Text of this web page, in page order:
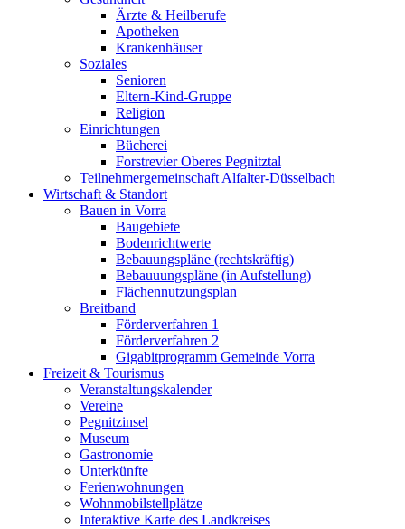
Ärzte & Heilberufe
Apotheken
Krankenhäuser
Soziales
Senioren
Eltern-Kind-Gruppe
Religion
Einrichtungen
Bücherei
Forstrevier Oberes Pegnitztal
Teilnehmergemeinschaft Alfalter-Düsselbach
Wirtschaft & Standort
Bauen in Vorra
Baugebiete
Bodenrichtwerte
Bebauungspläne (rechtskräftig)
Bebauuungspläne (in Aufstellung)
Flächennutzungsplan
Breitband
Förderverfahren 1
Förderverfahren 2
Gigabitprogramm Gemeinde Vorra
Freizeit & Tourismus
Veranstaltungskalender
Vereine
Pegnitzinsel
Museum
Gastronomie
Unterkünfte
Ferienwohnungen
Wohnmobilstellplätze
Interaktive Karte des Landkreises